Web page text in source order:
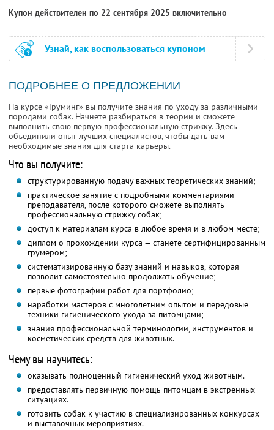
Купон действителен по 22 сентября 2025 включительно
Узнай, как воспользоваться купоном
ПОДРОБНЕЕ О ПРЕДЛОЖЕНИИ
На курсе «Груминг» вы получите знания по уходу за различными
породами собак. Начнете разбираться в теории и сможете
выполнить свою первую профессиональную стрижку. Здесь
объединили опыт лучших специалистов, чтобы дать вам
необходимые знания для старта карьеры.
Что вы получите:
структурированную подачу важных теоретических знаний;
практическое занятие с подробными комментариями
преподавателя, после которого сможете выполнять
профессиональную стрижку собак;
доступ к материалам курса в любое время и в любом месте;
диплом о прохождении курса — станете сертифицированным
грумером;
систематизированную базу знаний и навыков, которая
позволит самостоятельно продолжать обучение;
первые фотографии работ для портфолио;
наработки мастеров с многолетним опытом и передовые
техники гигиенического ухода за питомцами;
знания профессиональной терминологии, инструментов и
косметических средств для животных.
Чему вы научитесь:
оказывать полноценный гигиенический уход животным.
предоставлять первичную помощь питомцам в экстренных
ситуациях.
готовить собак к участию в специализированных конкурсах
и выставочных мероприятиях.